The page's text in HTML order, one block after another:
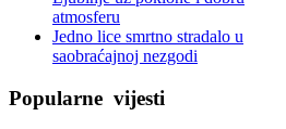
atmosferu
Jedno lice smrtno stradalo u
saobraćajnoj nezgodi
Popularne vijesti